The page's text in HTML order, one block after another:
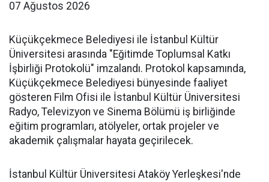
07 Ağustos 2026
Küçükçekmece Belediyesi ile İstanbul Kültür
Üniversitesi arasında "Eğitimde Toplumsal Katkı
İşbirliği Protokolü" imzalandı. Protokol kapsamında,
Küçükçekmece Belediyesi bünyesinde faaliyet
gösteren Film Ofisi ile İstanbul Kültür Üniversitesi
Radyo, Televizyon ve Sinema Bölümü iş birliğinde
eğitim programları, atölyeler, ortak projeler ve
akademik çalışmalar hayata geçirilecek.
İstanbul Kültür Üniversitesi Ataköy Yerleşkesi'nde